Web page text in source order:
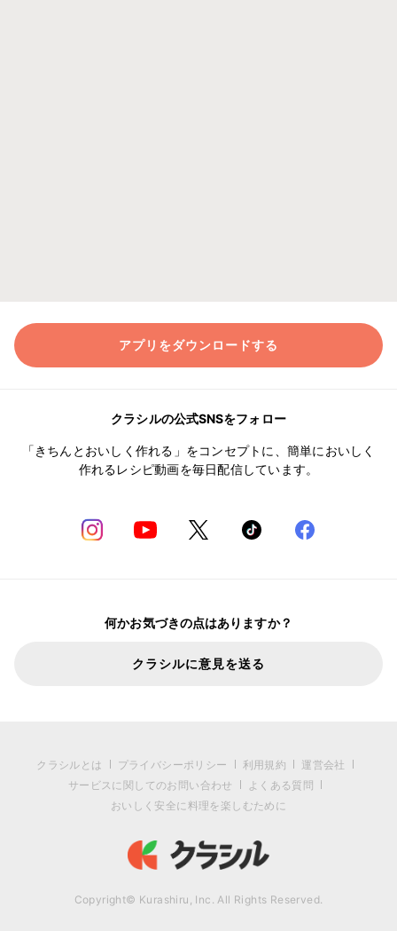
アプリをダウンロードする
クラシルの公式SNSをフォロー
「きちんとおいしく作れる」をコンセプトに、簡単においしく
作れるレシピ動画を毎日配信しています。
何かお気づきの点はありますか？
クラシルに意見を送る
クラシルとは プライバシーポリシー 利用規約
運営会社
サービスに関してのお問い合わせ
よくある質問
おいしく安全に料理を楽しむために
Copyright© Kurashiru, Inc. All Rights Reserved.